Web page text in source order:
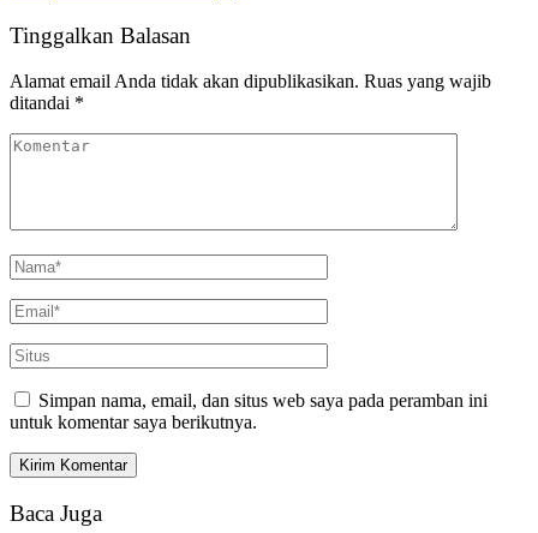
Tinggalkan Balasan
Alamat email Anda tidak akan dipublikasikan. Ruas yang wajib
ditandai *
Simpan nama, email, dan situs web saya pada peramban ini
untuk komentar saya berikutnya.
Baca Juga